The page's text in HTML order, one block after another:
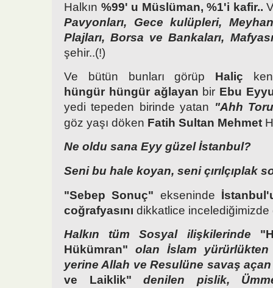
Halkın %99' u Müslüman, %1'i kafir..
Pavyonları, Gece kulüpleri,
Plajları, Borsa ve Bankaları,
şehir..(!)
Ve bütün bunları görüp Haliç
hüngür hüngür ağlayan bir Ebu
yedi tepeden birinde yatan "Ahh
göz yaşı döken Fatih Sultan Mehmet
Ne oldu sana Eyy güzel İstanbul?
Seni bu hale koyan, seni çırılçıplak
"Sebep Sonuç" ekseninde
coğrafyasını dikkatlice incelediğimizde
Halkın tüm Sosyal ilişkilerinde
Hükümran" olan İslam yürürlükten
yerine Allah ve Resulüne savaş
ve Laiklik" denilen pislik,